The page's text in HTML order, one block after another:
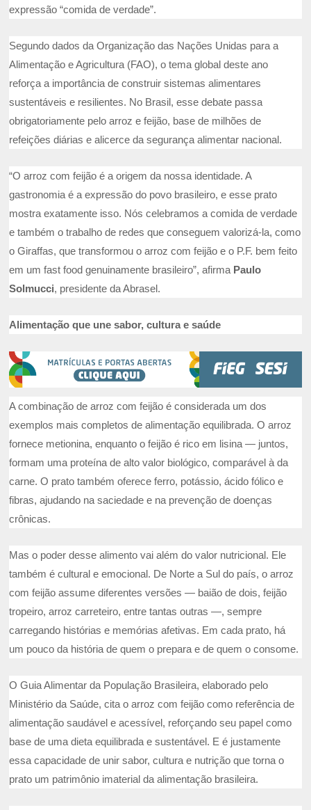
expressão “comida de verdade”.
Segundo dados da Organização das Nações Unidas para a
Alimentação e Agricultura (FAO), o tema global deste ano
reforça a importância de construir sistemas alimentares
sustentáveis e resilientes. No Brasil, esse debate passa
obrigatoriamente pelo arroz e feijão, base de milhões de
refeições diárias e alicerce da segurança alimentar nacional.
“O arroz com feijão é a origem da nossa identidade. A
gastronomia é a expressão do povo brasileiro, e esse prato
mostra exatamente isso. Nós celebramos a comida de verdade
e também o trabalho de redes que conseguem valorizá-la, como
o Giraffas, que transformou o arroz com feijão e o P.F. bem feito
em um fast food genuinamente brasileiro”, afirma Paulo
Solmucci, presidente da Abrasel.
Alimentação que une sabor, cultura e saúde
A combinação de arroz com feijão é considerada um dos
exemplos mais completos de alimentação equilibrada. O arroz
fornece metionina, enquanto o feijão é rico em lisina — juntos,
formam uma proteína de alto valor biológico, comparável à da
carne. O prato também oferece ferro, potássio, ácido fólico e
fibras, ajudando na saciedade e na prevenção de doenças
crônicas.
Mas o poder desse alimento vai além do valor nutricional. Ele
também é cultural e emocional. De Norte a Sul do país, o arroz
com feijão assume diferentes versões — baião de dois, feijão
tropeiro, arroz carreteiro, entre tantas outras —, sempre
carregando histórias e memórias afetivas. Em cada prato, há
um pouco da história de quem o prepara e de quem o consome.
O Guia Alimentar da População Brasileira, elaborado pelo
Ministério da Saúde, cita o arroz com feijão como referência de
alimentação saudável e acessível, reforçando seu papel como
base de uma dieta equilibrada e sustentável. E é justamente
essa capacidade de unir sabor, cultura e nutrição que torna o
prato um patrimônio imaterial da alimentação brasileira.